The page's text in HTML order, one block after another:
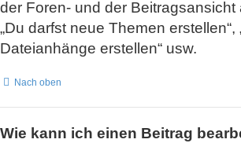
der Foren- und der Beitragsansicht
„Du darfst neue Themen erstellen“,
Dateianhänge erstellen“ usw.
Nach oben
Wie kann ich einen Beitrag